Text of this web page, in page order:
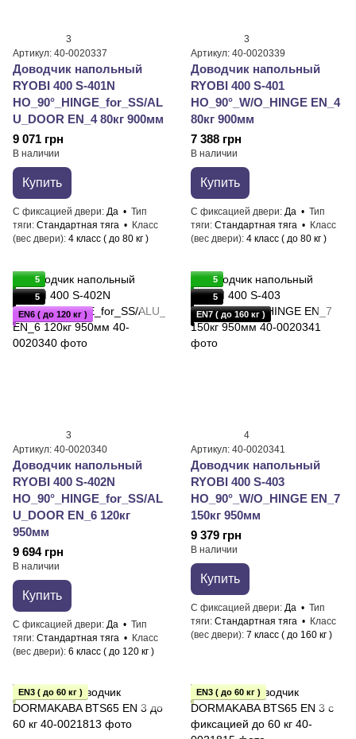
3
Артикул: 40-0020337
Доводчик напольный
RYOBI 400 S-401N
HO_90°_HINGE_for_SS/AL
U_DOOR EN_4 80кг 900мм
9 071 грн
В наличии
Купить
С фиксацией двери Да
Тип
тяги Стандартная тяга
Класс
(вес двери) 4 класс ( до 80 кг )
3
Артикул: 40-0020339
Доводчик напольный
RYOBI 400 S-401
HO_90°_W/O_HINGE EN_4
80кг 900мм
7 388 грн
В наличии
Купить
С фиксацией двери Да
Тип
тяги Стандартная тяга
Класс
(вес двери) 4 класс ( до 80 кг )
5
5
EN6 ( до 120 кг )
3
Артикул: 40-0020340
Доводчик напольный
RYOBI 400 S-402N
HO_90°_HINGE_for_SS/AL
U_DOOR EN_6 120кг
950мм
9 694 грн
В наличии
Купить
С фиксацией двери Да
Тип
тяги Стандартная тяга
Класс
(вес двери) 6 класс ( до 120 кг )
5
5
EN7 ( до 160 кг )
4
Артикул: 40-0020341
Доводчик напольный
RYOBI 400 S-403
HO_90°_W/O_HINGE EN_7
150кг 950мм
9 379 грн
В наличии
Купить
С фиксацией двери Да
Тип
тяги Стандартная тяга
Класс
(вес двери) 7 класс ( до 160 кг )
EN3 ( до 60 кг ) EN3 ( до 60 кг )